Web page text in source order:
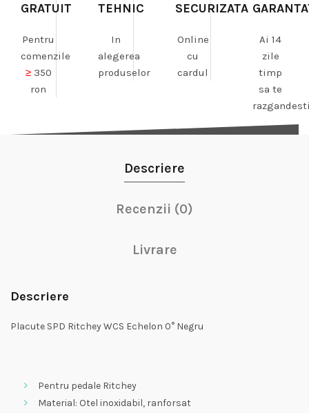
GRATUIT
Pentru
comenzile
≥350
ron
TEHNIC
In
alegerea
produselor
SECURIZATA
Online
cu
cardul
Ai 14
zile
timp
sa te
Descriere
Recenzii (0)
Livrare
Descriere
Placute SPD Ritchey WCS Echelon 0° Negru
Pentru pedale Ritchey
Material: Otel inoxidabil, ranforsat